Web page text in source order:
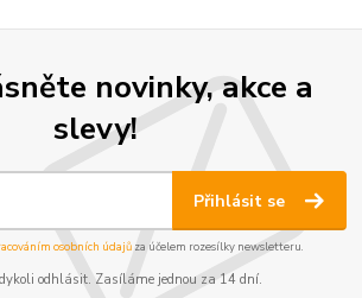
novinky, akce a
slevy!
Přihlásit se
osobních údajů za účelem rozesílky newsletteru.
odhlásit. Zasíláme jednou za 14 dní.